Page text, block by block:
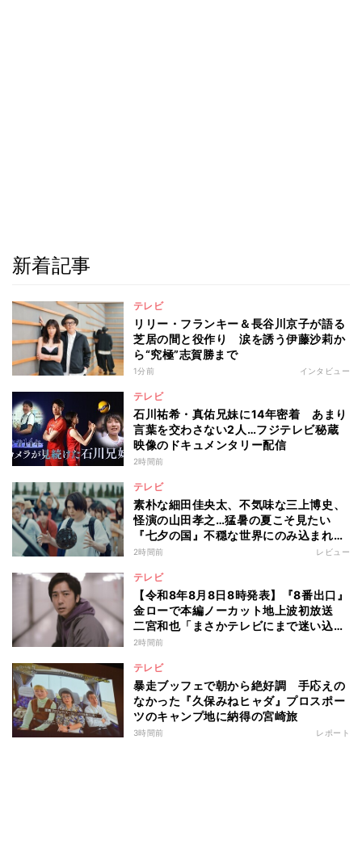
新着記事
テレビ
リリー・フランキー＆長谷川京子が語る
芝居の間と役作り 涙を誘う伊藤沙莉か
ら“究極”志賀勝まで
1分前 インタビュー
テレビ
石川祐希・真佑兄妹に14年密着 あまり
言葉を交わさない2人…フジテレビ秘蔵
映像のドキュメンタリー配信
2時間前
テレビ
素朴な細田佳央太、不気味な三上博史、
怪演の山田孝之…猛暑の夏こそ見たい
『七夕の国』不穏な世界にのみ込まれる
超常ミステリー
2時間前 レビュー
テレビ
【令和8年8月8日8時発表】『8番出口』
金ローで本編ノーカット地上波初放送
二宮和也「まさかテレビにまで迷い込ん
でしまうとは」
2時間前
テレビ
暴走ブッフェで朝から絶好調 手応えの
なかった『久保みねヒャダ』プロスポー
ツのキャンプ地に納得の宮崎旅
3時間前 レポート